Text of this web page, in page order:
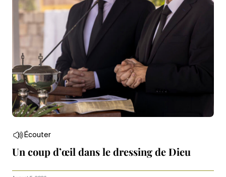
Écouter
Un coup d’œil dans le dressing de Dieu